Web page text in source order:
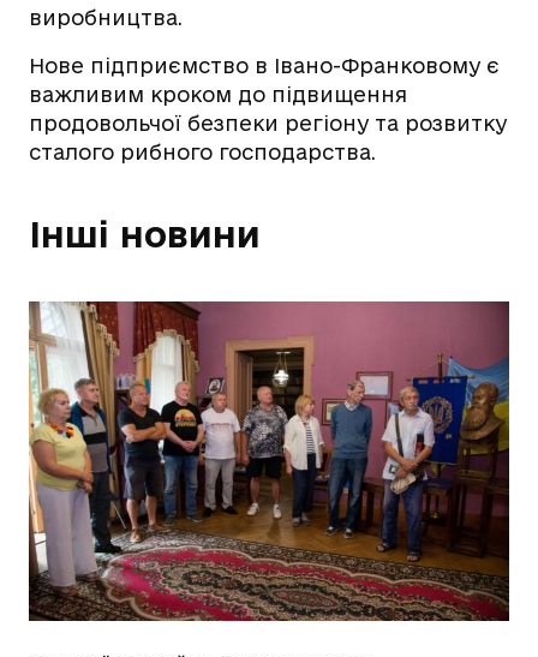
виробництва.
Нове підприємство в Івано-Франковому є
важливим кроком до підвищення
продовольчої безпеки регіону та розвитку
сталого рибного господарства.
Інші новини